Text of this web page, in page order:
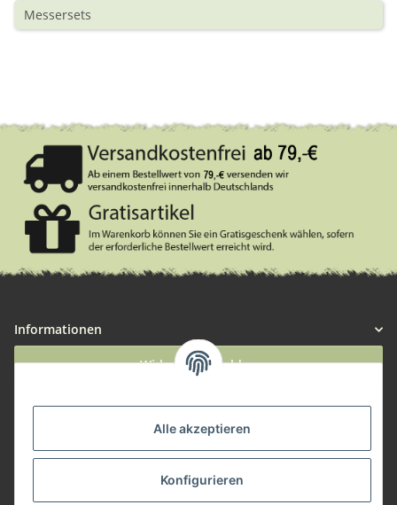
Alle akzeptieren
Konfigurieren
Messersets
Informationen
Widerruf anmelden